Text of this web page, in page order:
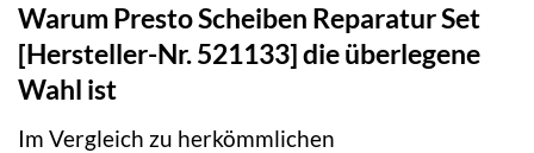
Warum Presto Scheiben Reparatur Set
[Hersteller-Nr. 521133] die überlegene
Wahl ist
Im Vergleich zu herkömmlichen